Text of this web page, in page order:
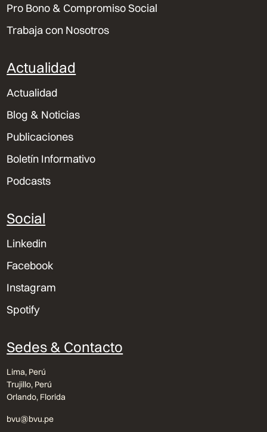
Pro Bono & Compromiso Social
Trabaja con Nosotros
Actualidad
Actualidad
Blog & Noticias
Publicaciones
Boletín Informativo
Podcasts
Social
Linkedin
Facebook
Instagram
Spotify
Sedes & Contacto
Lima, Perú
Trujillo, Perú
Orlando, Florida
bvu@bvu.pe